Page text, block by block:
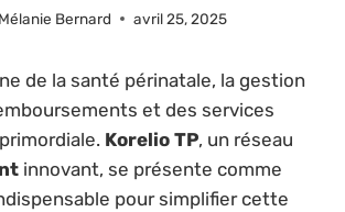
Mélanie Bernard avril 25, 2025
de la santé périnatale, la gestion
et des services
Korelio TP, un réseau
innovant, se présente comme
pour simplifier cette